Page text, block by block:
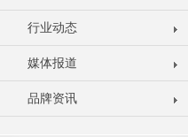
行业动态
媒体报道
品牌资讯